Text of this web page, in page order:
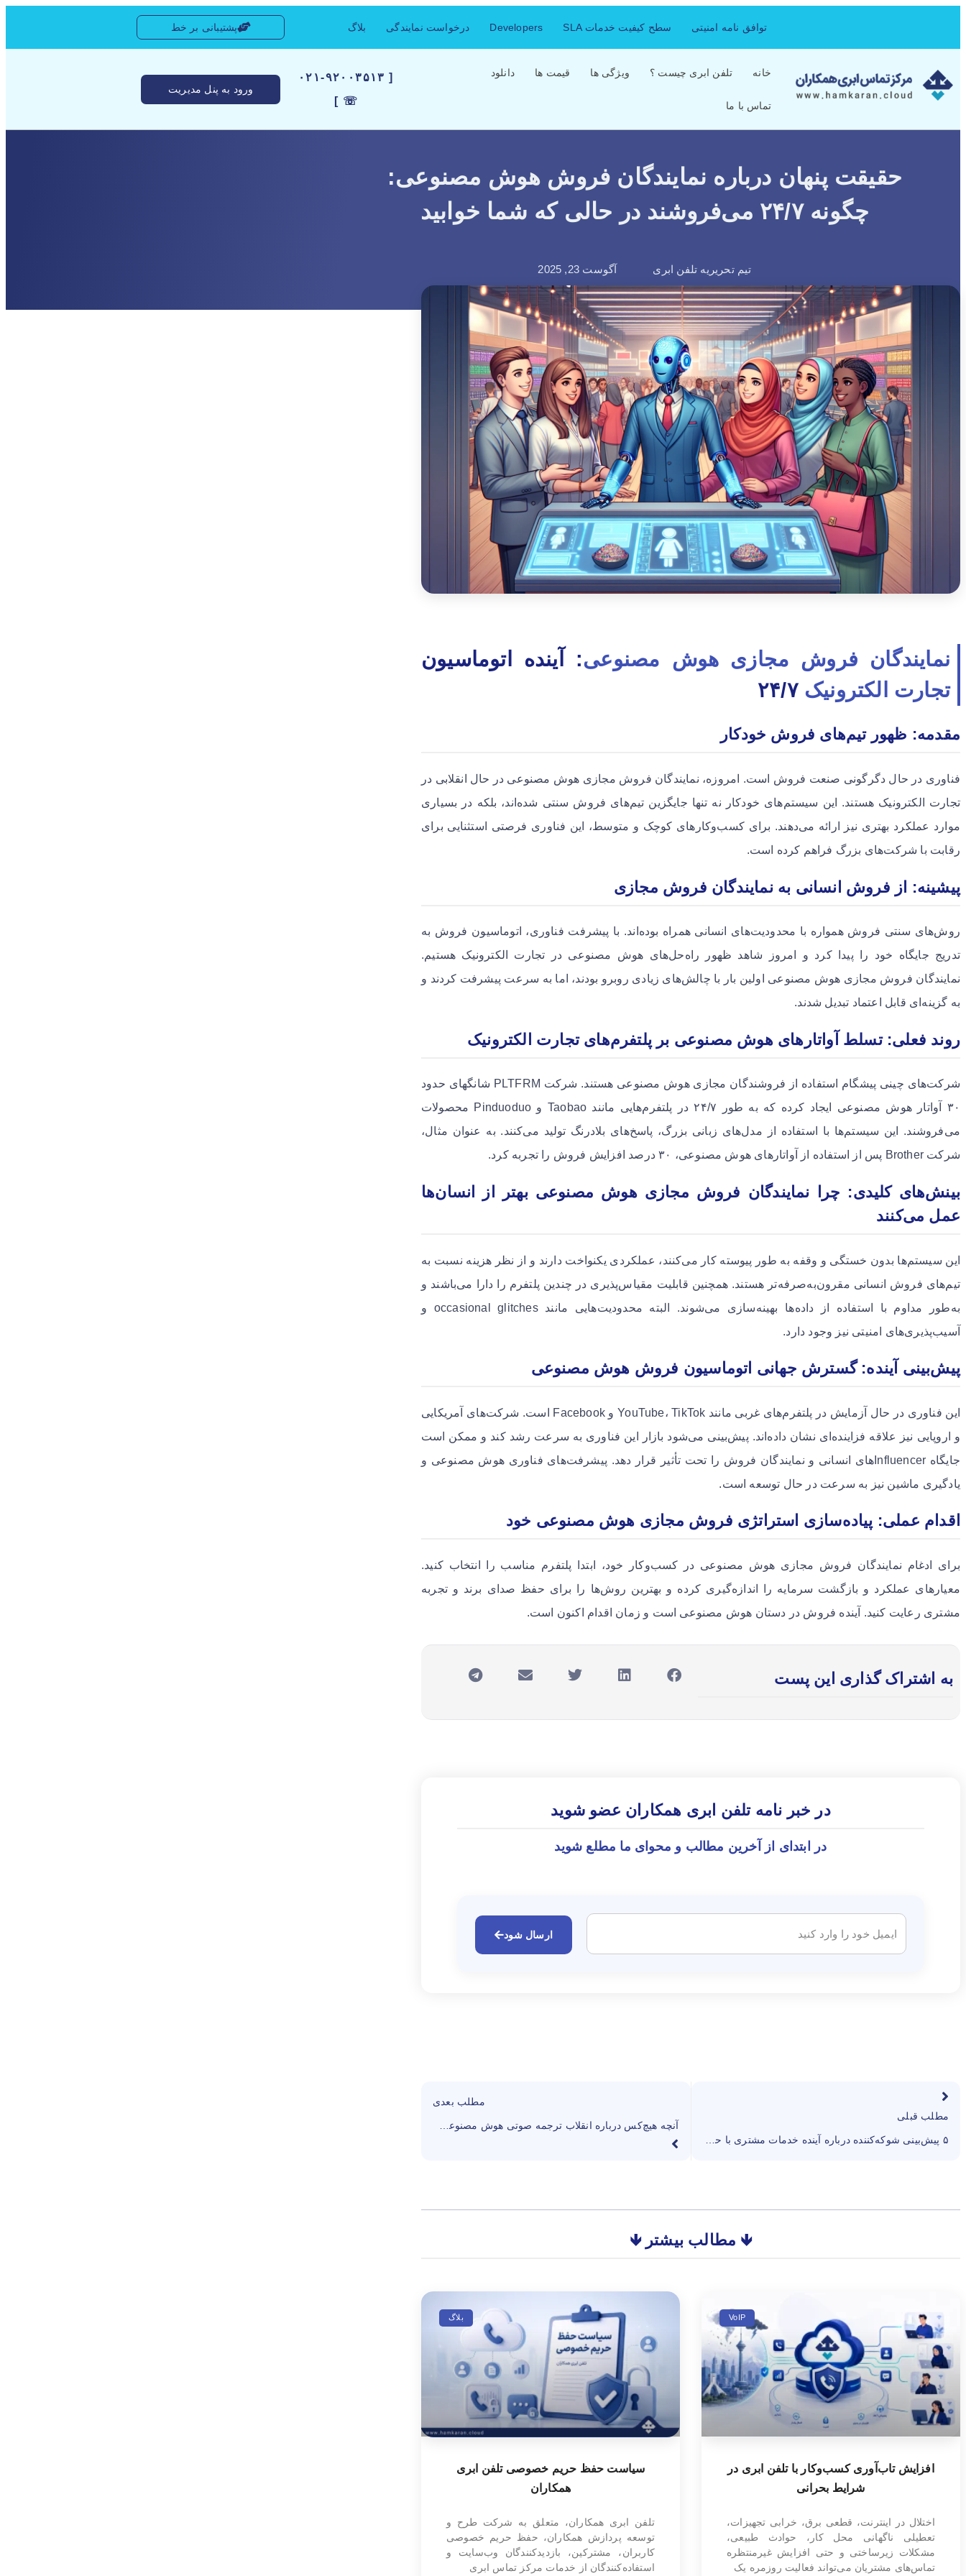
توافق نامه امنیتی سطح کیفیت خدمات SLA Developers درخواست نمایندگی بلاگ پشتیبانی بر خط
خانه تلفن ابری چیست ؟ ویژگی ها قیمت ها دانلود
تماس با ما
[ ۰۲۱-۹۲۰۰۳۵۱۳
☏ ]
ورود به پنل مدیریت
حقیقت پنهان درباره نمایندگان فروش هوش مصنوعی:
چگونه ۲۴/۷ می‌فروشند در حالی که شما خوابید
تیم تحریریه تلفن ابری آگوست 23, 2025
نمایندگان فروش مجازی هوش مصنوعی: آینده اتوماسیون
تجارت الکترونیک ۲۴/۷
مقدمه: ظهور تیم‌های فروش خودکار
فناوری در حال دگرگونی صنعت فروش است. امروزه، نمایندگان فروش مجازی هوش مصنوعی در حال انقلابی در
تجارت الکترونیک هستند. این سیستم‌های خودکار نه تنها جایگزین تیم‌های فروش سنتی شده‌اند، بلکه در بسیاری
موارد عملکرد بهتری نیز ارائه می‌دهند. برای کسب‌وکارهای کوچک و متوسط، این فناوری فرصتی استثنایی برای
رقابت با شرکت‌های بزرگ فراهم کرده است.
پیشینه: از فروش انسانی به نمایندگان فروش مجازی
روش‌های سنتی فروش همواره با محدودیت‌های انسانی همراه بوده‌اند. با پیشرفت فناوری، اتوماسیون فروش به
تدریج جایگاه خود را پیدا کرد و امروز شاهد ظهور راه‌حل‌های هوش مصنوعی در تجارت الکترونیک هستیم.
نمایندگان فروش مجازی هوش مصنوعی اولین بار با چالش‌های زیادی روبرو بودند، اما به سرعت پیشرفت کردند و
به گزینه‌ای قابل اعتماد تبدیل شدند.
روند فعلی: تسلط آواتارهای هوش مصنوعی بر پلتفرم‌های تجارت الکترونیک
شرکت‌های چینی پیشگام استفاده از فروشندگان مجازی هوش مصنوعی هستند. شرکت PLTFRM شانگهای حدود
۳۰ آواتار هوش مصنوعی ایجاد کرده که به طور ۲۴/۷ در پلتفرم‌هایی مانند Taobao و Pinduoduo محصولات
می‌فروشند. این سیستم‌ها با استفاده از مدل‌های زبانی بزرگ، پاسخ‌های بلادرنگ تولید می‌کنند. به عنوان مثال،
شرکت Brother پس از استفاده از آواتارهای هوش مصنوعی، ۳۰ درصد افزایش فروش را تجربه کرد.
بینش‌های کلیدی: چرا نمایندگان فروش مجازی هوش مصنوعی بهتر از انسان‌ها
عمل می‌کنند
این سیستم‌ها بدون خستگی و وقفه به طور پیوسته کار می‌کنند، عملکردی یکنواخت دارند و از نظر هزینه نسبت به
تیم‌های فروش انسانی مقرون‌به‌صرفه‌تر هستند. همچنین قابلیت مقیاس‌پذیری در چندین پلتفرم را دارا می‌باشند و
به‌طور مداوم با استفاده از داده‌ها بهینه‌سازی می‌شوند. البته محدودیت‌هایی مانند occasional glitches و
آسیب‌پذیری‌های امنیتی نیز وجود دارد.
پیش‌بینی آینده: گسترش جهانی اتوماسیون فروش هوش مصنوعی
این فناوری در حال آزمایش در پلتفرم‌های غربی مانند YouTube، TikTok و Facebook است. شرکت‌های آمریکایی
و اروپایی نیز علاقه فزاینده‌ای نشان داده‌اند. پیش‌بینی می‌شود بازار این فناوری به سرعت رشد کند و ممکن است
جایگاه Influencerهای انسانی و نمایندگان فروش را تحت تأثیر قرار دهد. پیشرفت‌های فناوری هوش مصنوعی و
یادگیری ماشین نیز به سرعت در حال توسعه است.
اقدام عملی: پیاده‌سازی استراتژی فروش مجازی هوش مصنوعی خود
برای ادغام نمایندگان فروش مجازی هوش مصنوعی در کسب‌وکار خود، ابتدا پلتفرم مناسب را انتخاب کنید.
معیارهای عملکرد و بازگشت سرمایه را اندازه‌گیری کرده و بهترین روش‌ها را برای حفظ صدای برند و تجربه
مشتری رعایت کنید. آینده فروش در دستان هوش مصنوعی است و زمان اقدام اکنون است.
به اشتراک گذاری این پست
در خبر نامه تلفن ابری همکاران عضو شوید
در ابتدای از آخرین مطالب و محوای ما مطلع شوید
ارسال شود
مطلب قبلی
۵ پیش‌بینی شوکه‌کننده درباره آینده خدمات مشتری با حافظه هوش مصنوعی که کسی به شما نمی‌گوید
مطلب بعدی
🡻 مطالب بیشتر 🡻
VoIP
افزایش تاب‌آوری کسب‌وکار با تلفن ابری در
شرایط بحرانی
اختلال در اینترنت، قطعی برق، خرابی تجهیزات،
تعطیلی ناگهانی محل کار، حوادث طبیعی،
مشکلات زیرساختی و حتی افزایش غیرمنتظره
تماس‌های مشتریان می‌تواند فعالیت روزمره یک
بلاگ
سیاست حفظ حریم خصوصی تلفن ابری
همکاران
تلفن ابری همکاران، متعلق به شرکت طرح و
توسعه پردازش همکاران، حفظ حریم خصوصی
کاربران، مشترکین، بازدیدکنندگان وب‌سایت و
استفاده‌کنندگان از خدمات مرکز تماس ابری